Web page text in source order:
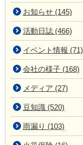
お知らせ (145)
活動日誌 (466)
イベント情報 (71)
会社の様子 (168)
メディア (27)
豆知識 (520)
雨漏り (103)